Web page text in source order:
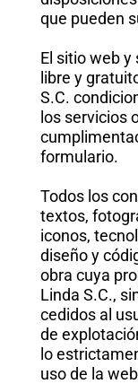
que pueden
El sitio web y
libre y
S.C.
los servicios
formulario.
Todos los
textos,
iconos,
diseño y
obra cuya
Linda S.C.,
cedidos al
de
lo
uso de la